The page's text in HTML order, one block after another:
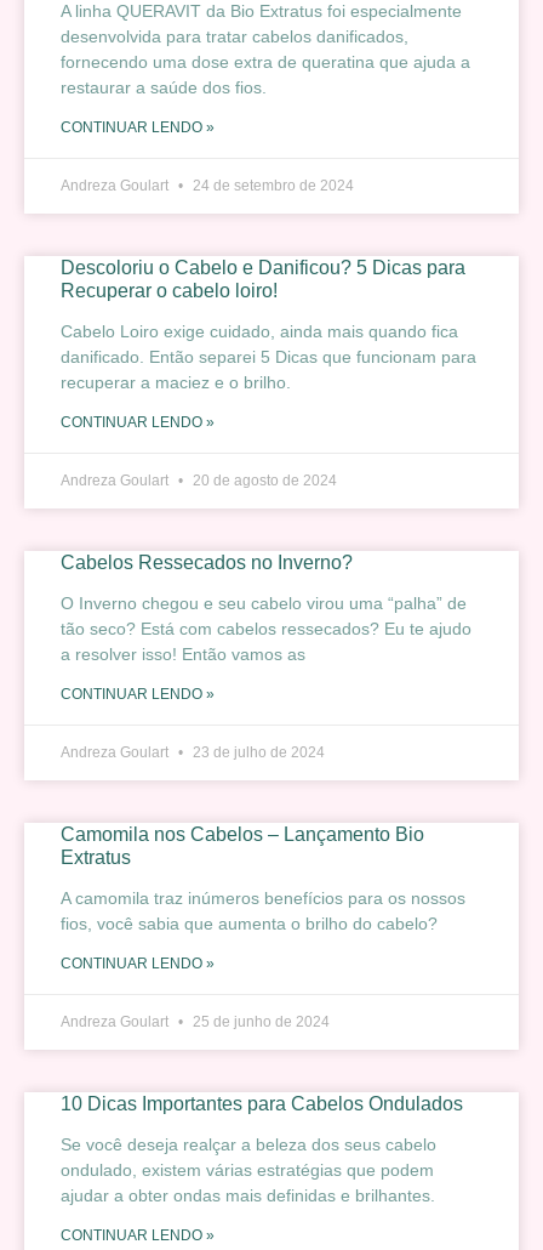
A linha QUERAVIT da Bio Extratus foi especialmente
desenvolvida para tratar cabelos danificados,
fornecendo uma dose extra de queratina que ajuda a
restaurar a saúde dos fios.
CONTINUAR LENDO »
Andreza Goulart 24 de setembro de 2024
Descoloriu o Cabelo e Danificou? 5 Dicas para
Recuperar o cabelo loiro!
Cabelo Loiro exige cuidado, ainda mais quando fica
danificado. Então separei 5 Dicas que funcionam para
recuperar a maciez e o brilho.
CONTINUAR LENDO »
Andreza Goulart 20 de agosto de 2024
Cabelos Ressecados no Inverno?
O Inverno chegou e seu cabelo virou uma “palha” de
tão seco? Está com cabelos ressecados? Eu te ajudo
a resolver isso! Então vamos as
CONTINUAR LENDO »
Andreza Goulart 23 de julho de 2024
Camomila nos Cabelos – Lançamento Bio
Extratus
A camomila traz inúmeros benefícios para os nossos
fios, você sabia que aumenta o brilho do cabelo?
CONTINUAR LENDO »
Andreza Goulart 25 de junho de 2024
10 Dicas Importantes para Cabelos Ondulados
Se você deseja realçar a beleza dos seus cabelo
ondulado, existem várias estratégias que podem
ajudar a obter ondas mais definidas e brilhantes.
CONTINUAR LENDO »